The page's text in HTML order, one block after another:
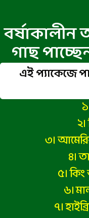
গাছ
এই প্যাকেজে
৩।
৪।
৫।
৬।
৭।